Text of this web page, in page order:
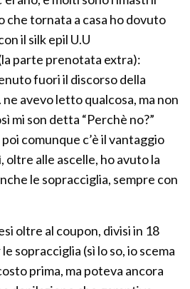
che tornata a casa ho dovuto
il silk epil U.U
parte prenotata extra):
fuori il discorso della
avevo letto qualcosa, ma non
mi son detta “Perchè no?”
comunque c’è il vantaggio
oltre alle ascelle, ho avuto la
le sopracciglia, sempre con
oltre al coupon, divisi in 18
sopracciglia (sì lo so, io scema
prima, ma poteva ancora